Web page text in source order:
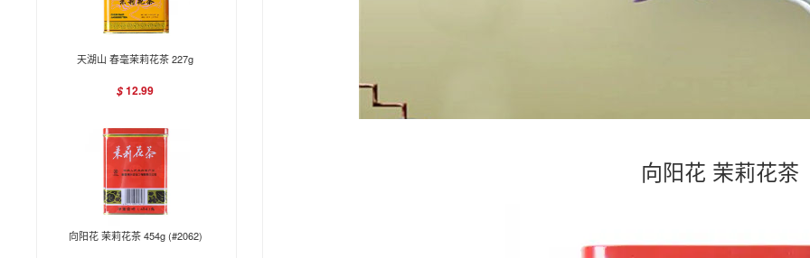
天湖山 春毫茉莉花茶 227g
$12.99
向阳花 茉莉花茶 454g (#2062)
向阳花 茉莉花茶